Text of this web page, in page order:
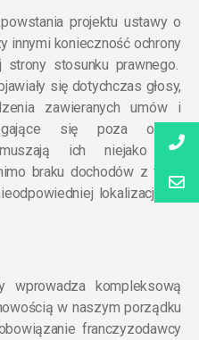
projektu ustawy o
innymi konieczność ochrony
strony stosunku prawnego.
się dotychczas głosy,
zawieranych umów i
się poza okres
ich niejako do
braku dochodów z tego
lokalizacji lub
wprowadza kompleksową
w naszym porządku
franczyzodawcy